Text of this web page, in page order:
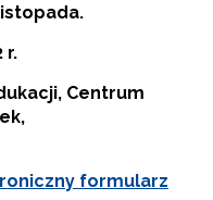
r.
Centrum
formularz